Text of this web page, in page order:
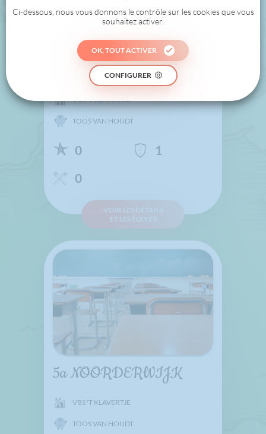
5B NOORDERWIJK
VBS 'T KLAVERTJE
TOOS VAN HOUDT
0
1
0
VOIR LES DÉTAILS
ET LES ÉLÈVES
5a NOORDERWIJK
VBS 'T KLAVERTJE
TOOS VAN HOUDT
Ci-dessous, nous vous donnons le contrôle sur les cookies que vous
souhaitez activer.
OK, TOUT ACTIVER
CONFIGURER